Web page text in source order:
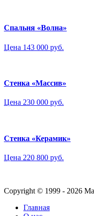
Спальня «Волна»
Цена 143 000 руб.
Стенка «Массив»
Цена 230 000 руб.
Стенка «Керамик»
Цена 220 800 руб.
Copyright © 1999 - 2026
Главная